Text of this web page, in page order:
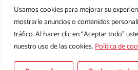
Usamos cookies para mejorar su
mostrarle anuncios o contenidos
tráfico. Al hacer clic en “Aceptar todo”
nuestro uso de las cookies.Política de
F
a
c
e
b
o
T
w
i
t
t
e
Y
o
u
t
u
b
Aviso legal Política de privacidad
Condiciones Generales